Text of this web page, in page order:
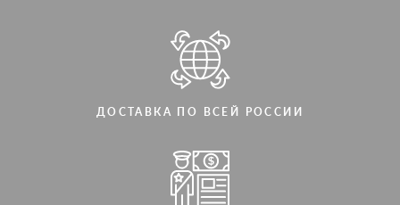
ДОСТАВКА ПО ВСЕЙ РОССИИ